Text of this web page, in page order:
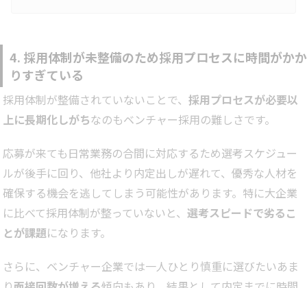
注意点などを詳しく解説します。採用ターゲットとは採用ターゲッ
トとは、自社が採用…
4. 採用体制が未整備のため採用プロセスに時間がかか
りすぎている
採用体制が整備されていないことで、 採用プロセスが必要以
上に長期化しがちなのもベンチャー採用の難しさです。
応募が来ても日常業務の合間に対応するため選考スケジュー
ルが後手に回り、他社より内定出しが遅れて、優秀な人材を
確保する機会を逃してしまう可能性があります。特に大企業
に比べて採用体制が整っていないと、 選考スピードで劣るこ
とが課題になります。
さらに、ベンチャー企業では一人ひとり慎重に選びたいあま